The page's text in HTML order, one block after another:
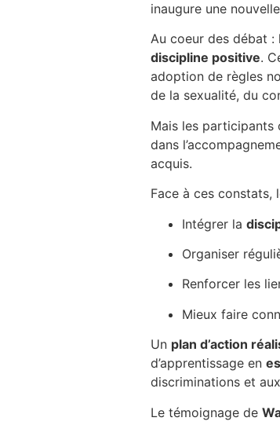
inaugure une
Au coeur des débat :
discipline positive.
adoption de règles
de la sexualité, du
Mais les participants
dans
acquis.
Face à ces constats,
Intégrer la
Organiser
Renforcer les
Mieux faire
Un plan d’action
d’apprentissage en
discriminations et
Le témoignage de